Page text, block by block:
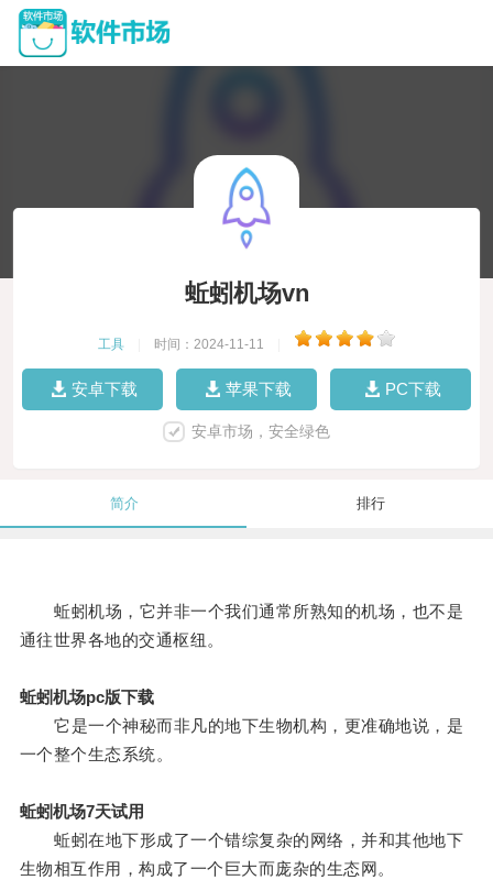
蚯蚓机场vn
工具 时间：2024-11-11
安卓下载 苹果下载 PC下载
安卓市场，安全绿色
简介 排行
蚯蚓机场，它并非一个我们通常所熟知的机场，也不是
通往世界各地的交通枢纽。
蚯蚓机场pc版下载
它是一个神秘而非凡的地下生物机构，更准确地说，是
一个整个生态系统。
蚯蚓机场7天试用
蚯蚓在地下形成了一个错综复杂的网络，并和其他地下
生物相互作用，构成了一个巨大而庞杂的生态网。